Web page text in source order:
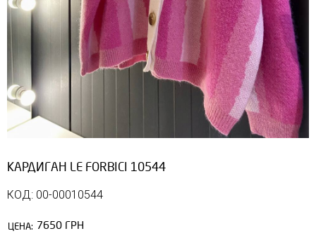
КАРДИГАН LE FORBICI 10544
КОД: 00-00010544
ЦЕНА: 7650 ГРН